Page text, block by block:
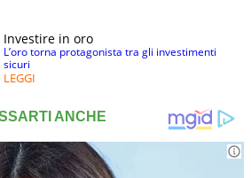
Investire in oro
L’oro torna protagonista tra gli investimenti
sicuri
LEGGI